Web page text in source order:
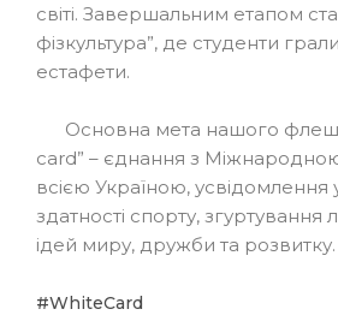
світі. Завершальним етапом
фізкультура”, де студенти
естафети.
Основна мета нашого
card” – єднання з
всією Україною, усвідомлення
здатності спорту,
ідей миру, дружби та розвитку.
#WhiteCard